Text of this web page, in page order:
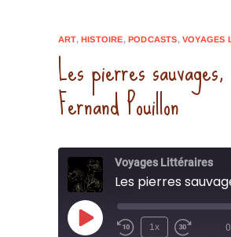
ART,HISTOIRE,PODCASTS,VOYAGES
Les pierres
Fernand Pouillon
Voyages Littéraires
Les pierres
Play
1x